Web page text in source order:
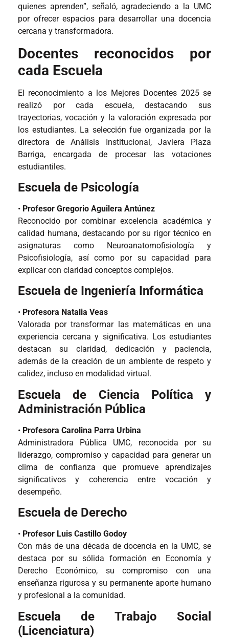
quienes aprenden”, señaló, agradeciendo a la UMC
por ofrecer espacios para desarrollar una docencia
cercana y transformadora.
Docentes reconocidos por
cada Escuela
El reconocimiento a los Mejores Docentes 2025 se
realizó por cada escuela, destacando sus
trayectorias, vocación y la valoración expresada por
los estudiantes. La selección fue organizada por la
directora de Análisis Institucional, Javiera Plaza
Barriga, encargada de procesar las votaciones
estudiantiles.
Escuela de Psicología
• Profesor Gregorio Aguilera Antúnez
Reconocido por combinar excelencia académica y
calidad humana, destacando por su rigor técnico en
asignaturas como Neuroanatomofisiología y
Psicofisiología, así como por su capacidad para
explicar con claridad conceptos complejos.
Escuela de Ingeniería Informática
• Profesora Natalia Veas
Valorada por transformar las matemáticas en una
experiencia cercana y significativa. Los estudiantes
destacan su claridad, dedicación y paciencia,
además de la creación de un ambiente de respeto y
calidez, incluso en modalidad virtual.
Escuela de Ciencia Política y
Administración Pública
• Profesora Carolina Parra Urbina
Administradora Pública UMC, reconocida por su
liderazgo, compromiso y capacidad para generar un
clima de confianza que promueve aprendizajes
significativos y coherencia entre vocación y
desempeño.
Escuela de Derecho
• Profesor Luis Castillo Godoy
Con más de una década de docencia en la UMC, se
destaca por su sólida formación en Economía y
Derecho Económico, su compromiso con una
enseñanza rigurosa y su permanente aporte humano
y profesional a la comunidad.
Escuela de Trabajo Social
(Licenciatura)